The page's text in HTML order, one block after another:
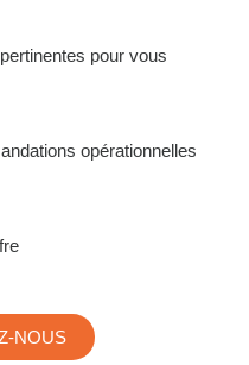
pour vous
opérationnelles
NOUS